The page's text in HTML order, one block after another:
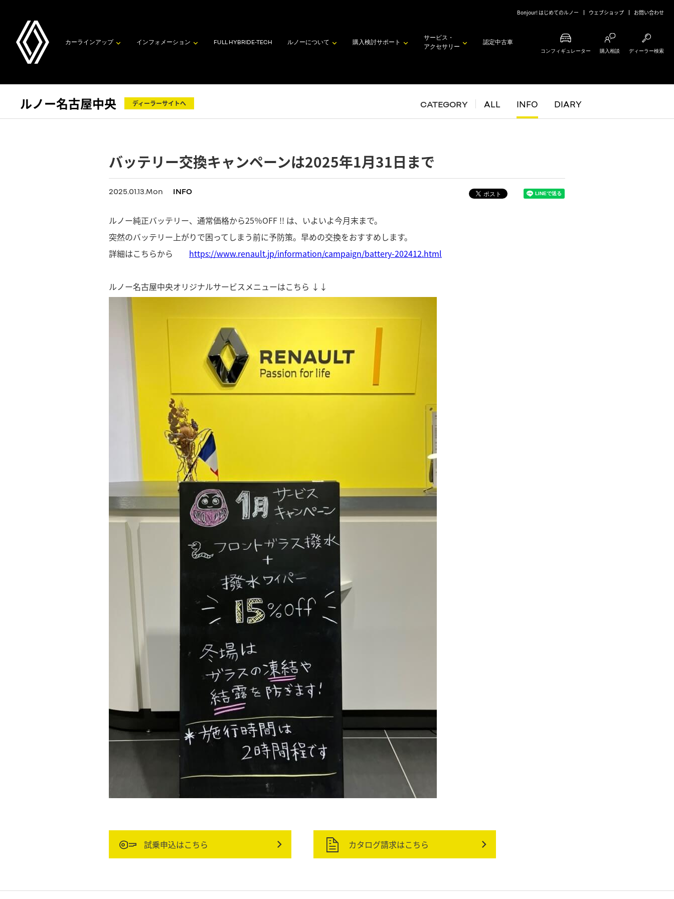
Bonjour! はじめてのルノー ウェブショップ お問い合わせ
カーラインアップ インフォメーション FULL HYBRIDE-TECH ルノーについて 購入検討サポート
サービス・
アクセサリー
認定中古車
コンフィギュレーター 購入相談 ディーラー検索
ルノー名古屋中央 ディーラーサイトへ CATEGORY ALL INFO DIARY
バッテリー交換キャンペーンは2025年1月31日まで
2025.01.13.Mon INFO
ルノー純正バッテリー、通常価格から25％OFF !! は、いよいよ今月末まで。
突然のバッテリー上がりで困ってしまう前に予防策。早めの交換をおすすめします。
詳細はこちらから https://www.renault.jp/information/campaign/battery-202412.html
ルノー名古屋中央オリジナルサービスメニューはこちら ↓↓
試乗申込はこちら カタログ請求はこちら